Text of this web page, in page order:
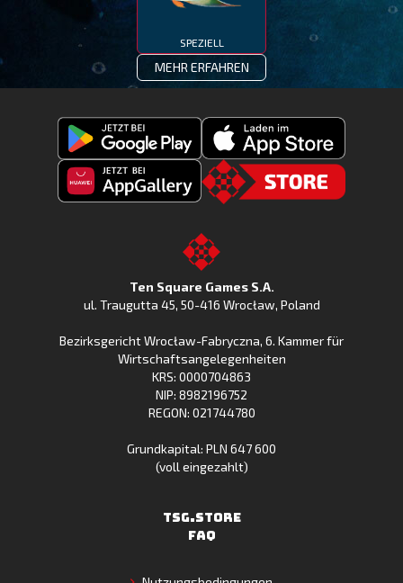
SPEZIELL
MEHR ERFAHREN
Fishing
Clash
Laden
Fishing
im
Apple
Store
Huawei
Gallery
to
the
Ten Square Games S.A.
ul. Traugutta 45, 50-416 Wrocław, Poland
Bezirksgericht Wrocław-Fabryczna, 6. Kammer für
Wirtschaftsangelegenheiten
KRS: 0000704863
NIP: 8982196752
REGON: 021744780
Grundkapital: PLN 647 600
(voll eingezahlt)
TSG.STORE
FAQ